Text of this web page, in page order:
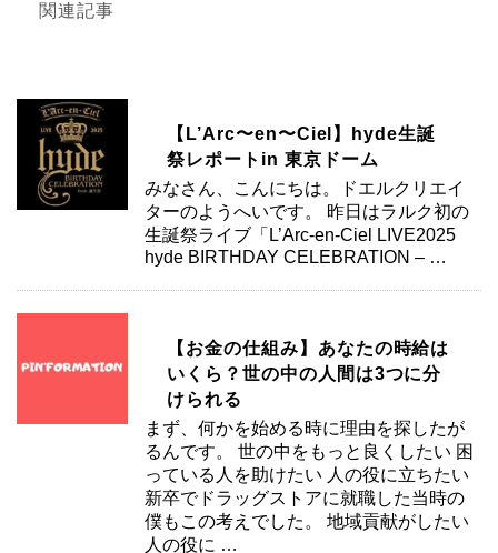
関連記事
【L’Arc〜en〜Ciel】hyde生誕
祭レポートin 東京ドーム
みなさん、こんにちは。ドエルクリエイ
ターのようへいです。 昨日はラルク初の
生誕祭ライブ「L’Arc-en-Ciel LIVE2025
hyde BIRTHDAY CELEBRATION – …
【お金の仕組み】あなたの時給は
いくら？世の中の人間は3つに分
けられる
まず、何かを始める時に理由を探したが
るんです。 世の中をもっと良くしたい 困
っている人を助けたい 人の役に立ちたい
新卒でドラッグストアに就職した当時の
僕もこの考えでした。 地域貢献がしたい
人の役に …